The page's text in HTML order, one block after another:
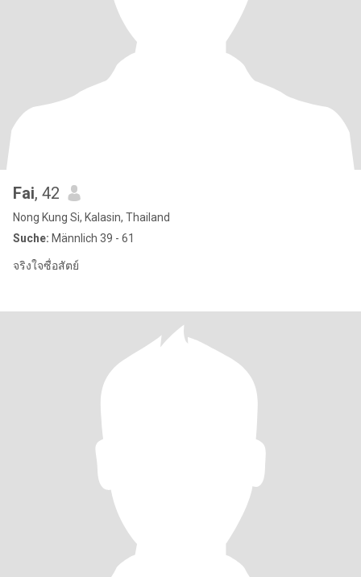
Fai, 42
Nong Kung Si, Kalasin, Thailand
Suche: Männlich 39 - 61
จริงใจซื่อสัตย์